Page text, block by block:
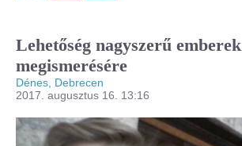
Lehetőség nagyszerű emberek
megismerésére
Dénes, Debrecen
2017. augusztus 16. 13:16